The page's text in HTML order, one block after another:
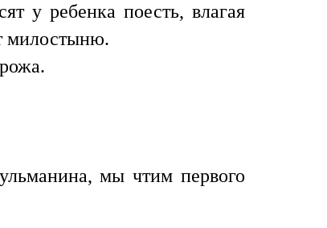
у ребенка поесть, влагая
милостыню.
мы чтим первого